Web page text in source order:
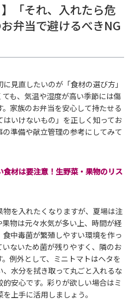
】「それ、入れたら危
弁当で避けるべきNG
見直したいのが「食材の選び方」
も、気温や湿度が高い季節には傷
家族のお弁当を安心して持たせる
いけないもの」を正しく知ってお
準備や献立管理の参考にしてみて
材は要注意！生野菜・果物のリス
を入れたくなりますが、夏場は注
物は元々水気が多い上、時間が経
中毒菌が繁殖しやすい環境を作っ
ないため菌が残りやすく、隣のお
例外として、ミニトマトはヘタを
水分を拭き取って丸ごと入れるな
安心です。彩りが欲しい場合はミ
上手に活用しましょう。